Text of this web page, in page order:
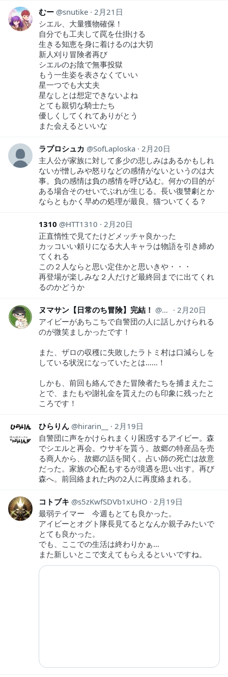
むー snutike 2月21日
シエル、大量獲物確保！
自分でも工夫して罠を仕掛ける
生きる知恵を身に着けるのは大切
新人刈り冒険者再び
シエルのお陰で無事投獄
もう一生姿を表さなくていい
星一つでも大丈夫
星なしとは想定できないよね
とても親切な騎士たち
優しくしてくれてありがとう
また会えるといいな
ラプロシュカ SofLaploska 2月20日
主人公が家族に対して多少の悲しみはあるかもしれ
ないが憎しみや怒りなどの感情がないというのは大
事。負の感情は負の感情を呼び込む。何かの目的が
ある場合そのせいでぶれが生じる。長い復讐劇とか
ならともかく早めの処理が最良。猫ついてくる？
1310 HTT1310
2月20日
正直惰性で見てたけどメッチャ良かった
カッコいい頼りになる大人キャラは物語を引き締め
てくれる
この２人ならと思い定住かと思いきや・・・
再登場が楽しみな２人だけど最終回までに出てくれ
るのかどうか
ヌマサン【日常のち冒険】完結！ numasan18
2月20日
アイビーがあちこちで自警団の人に話しかけられる
のが微笑ましかったです！
また、ザロの収穫に失敗したラトミ村は口減らしを
している状況になっていたとは……！
しかも、前回も絡んできた冒険者たちを捕まえたこ
とで、またもや謝礼金を貰えたのも印象に残ったと
ころです！
ひらりん hirarin__
2月19日
自警団に声をかけられまくり困惑するアイビー。森
でシエルと再会。ウサギを貰う。故郷の特産品を売
る商人から、故郷の話を聞く。占い師の死亡は故意
だった。家族の心配もするが境遇を思い出す。再び
森へ。前回絡まれた内の2人に再度絡まれる。
コトブキ s5zKwfSDVb1xUHO
2月19日
最弱テイマー 今週もとても良かった。
アイビーとオグト隊長見てるとなんか親子みたいで
とても良かった。
でも、ここでの生活は終わりかぁ…
また新しいとこで支えてもらえるといいですね。